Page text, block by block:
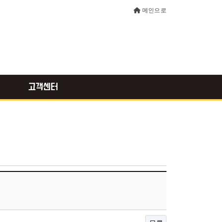
메인으로
고객센터